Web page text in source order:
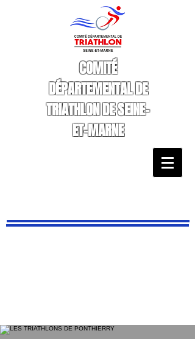
COMITÉ
DÉPARTEMENTAL DE
TRIATHLON DE SEINE-
ET-MARNE